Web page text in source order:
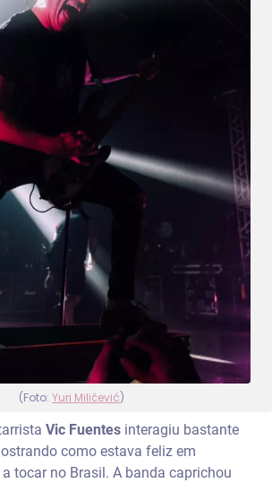
(Foto: Yuri Miličević)
Vic Fuentes interagiu bastante
como estava feliz em
tocar no Brasil. A banda caprichou